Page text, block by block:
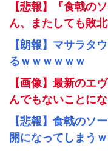
【悲報】『食戟の
ん、またしても敗
【朗報】マサラタ
るｗｗｗｗｗｗ
【画像】最新のエ
んでもないことに
【悲報】食戟のソ
開になってしまう